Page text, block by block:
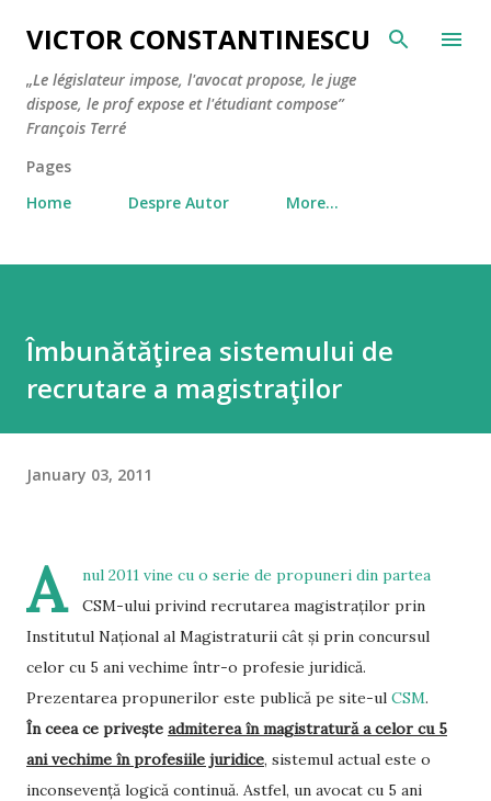
Skip to main content
VICTOR CONSTANTINESCU
„Le législateur impose, l'avocat propose, le juge
dispose, le prof expose et l'étudiant compose”
François Terré
Pages
Home
Despre Autor More…
Îmbunătăţirea sistemului de
recrutare a magistraţilor
January 03, 2011
A
nul 2011 vine cu o serie de propuneri din partea
CSM-ului privind recrutarea magistraților prin
Institutul Național al Magistraturii cât și prin concursul
celor cu 5 ani vechime într-o profesie juridică.
Prezentarea propunerilor este publică pe site-ul CSM.
În ceea ce privește admiterea în magistratură a celor cu 5
ani vechime în profesiile juridice, sistemul actual este o
inconsevență logică continuă. Astfel, un avocat cu 5 ani